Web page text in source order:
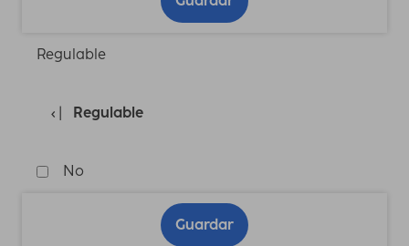
Regulable
Regulable
No
Guardar